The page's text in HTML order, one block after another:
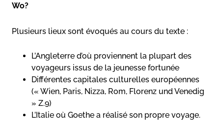
Wo?
Plusieurs lieux sont évoqués au cours du texte :
L’Angleterre d’où proviennent la plupart des
voyageurs issus de la jeunesse fortunée
Différentes capitales culturelles européennes
(« Wien, Paris, Nizza, Rom, Florenz und Venedig
» Z.9)
L’Italie où Goethe a réalisé son propre voyage.